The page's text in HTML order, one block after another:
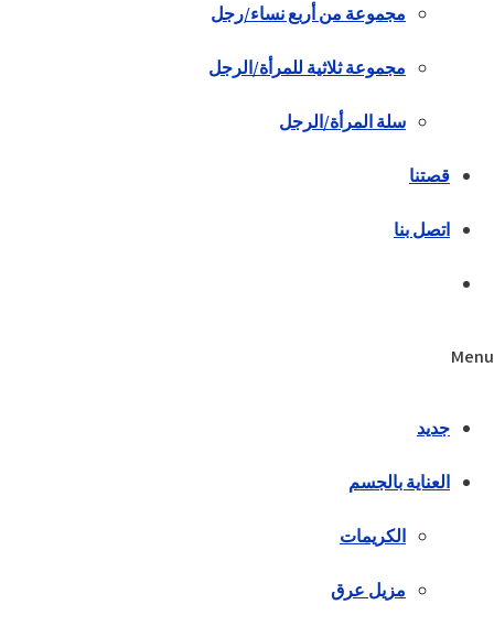
مجموعة من أربع نساء/رجل
مجموعة ثلاثية للمرأة/الرجل
سلة المرأة/الرجل
قصتنا
اتصل بنا
Menu
جديد
العناية بالجسم
الكريمات
مزيل عرق